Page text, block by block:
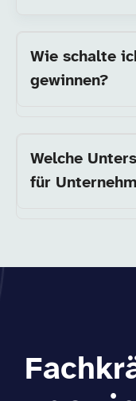
Wie schalte
gewinnen?
Welche
für